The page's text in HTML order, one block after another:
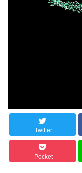
Twitter
Pocket